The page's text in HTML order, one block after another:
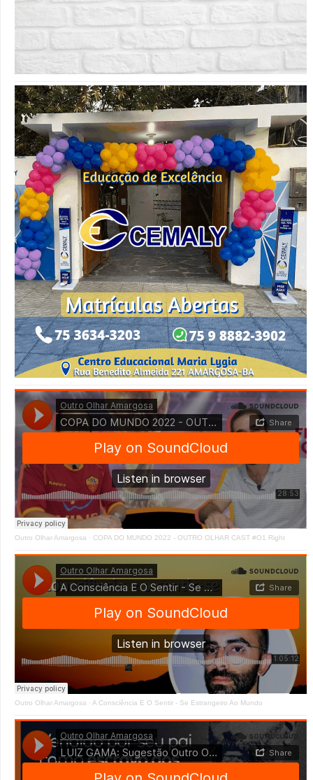
Outro Olhar Amargosa · COPA DO MUNDO 2022 - OUTRO OLHAR CAST #O1 Right
Outro Olhar Amargosa · A Consciência E O Sentir - Se Estrangeiro Ao Mundo